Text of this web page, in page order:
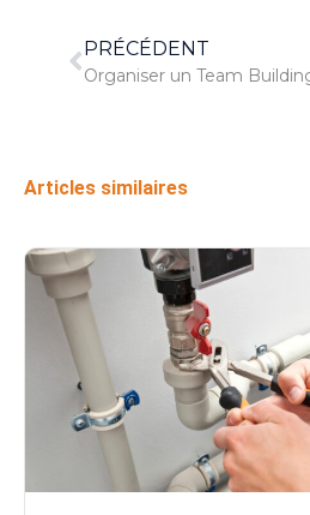
PRÉCÉDENT
Organiser un Team
Articles similaires